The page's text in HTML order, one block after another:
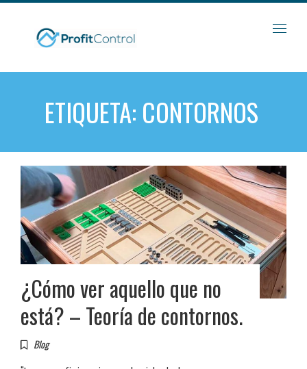
Skip
ETIQUETA: CONTORNOS
¿Cómo ver aquello que no
está? – Teoría de contornos.
Blog